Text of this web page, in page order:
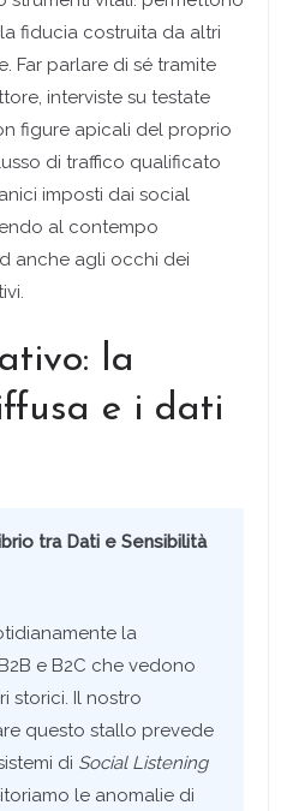
la fiducia costruita da altri
Far parlare di sé tramite
interviste su testate
figure apicali del proprio
di traffico qualificato
imposti dai social
al contempo
anche agli occhi dei
la
e i dati
tra Dati e Sensibilità
la
e B2C che vedono
storici. Il nostro
questo stallo prevede
di Social Listening
le anomalie di